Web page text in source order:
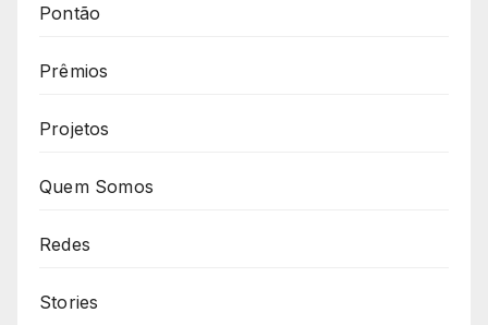
Pontão
Prêmios
Projetos
Quem Somos
Redes
Stories